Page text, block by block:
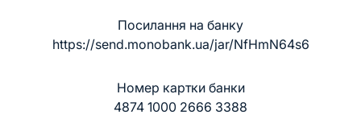
Посилання на банку
https://send.monobank.ua/jar/NfHmN64s6
Номер картки банки
4874 1000 2666 3388